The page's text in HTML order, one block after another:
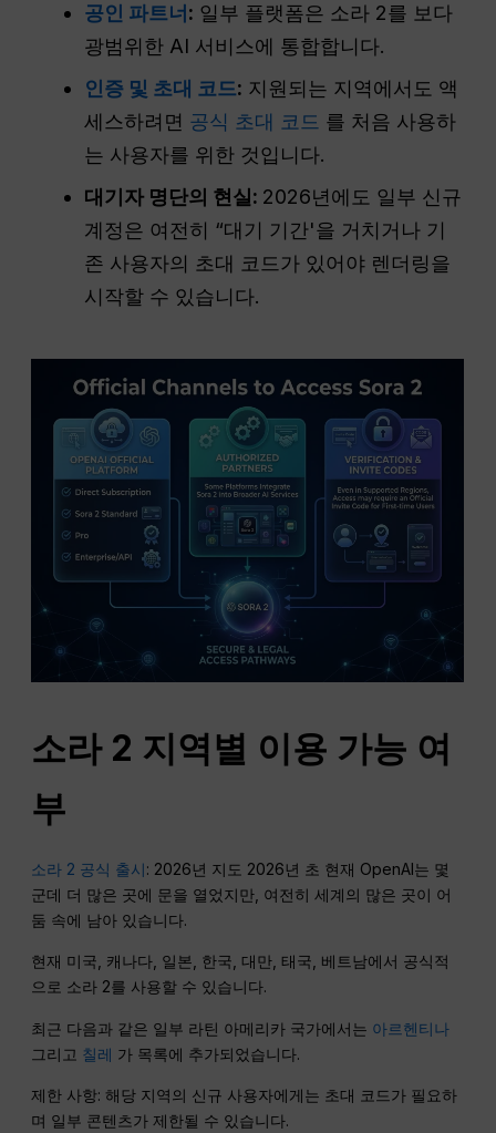
공인 파트너 : 일부 플랫폼은 소라 2를 보다
광범위한 AI 서비스에 통합합니다.
인증 및 초대 코드: 지원되는 지역에서도 액
세스하려면 공식 초대 코드 를 처음 사용하
는 사용자를 위한 것입니다.
대기자 명단의 현실: 2026년에도 일부 신규
계정은 여전히 “대기 기간'을 거치거나 기
존 사용자의 초대 코드가 있어야 렌더링을
시작할 수 있습니다.
소라 2 지역별 이용 가능 여
부
소라 2 공식 출시: 2026년 지도 2026년 초 현재 OpenAI는 몇
군데 더 많은 곳에 문을 열었지만, 여전히 세계의 많은 곳이 어
둠 속에 남아 있습니다.
현재 미국, 캐나다, 일본, 한국, 대만, 태국, 베트남에서 공식적
으로 소라 2를 사용할 수 있습니다.
최근 다음과 같은 일부 라틴 아메리카 국가에서는 아르헨티나
그리고 칠레 가 목록에 추가되었습니다.
제한 사항: 해당 지역의 신규 사용자에게는 초대 코드가 필요하
며 일부 콘텐츠가 제한될 수 있습니다.